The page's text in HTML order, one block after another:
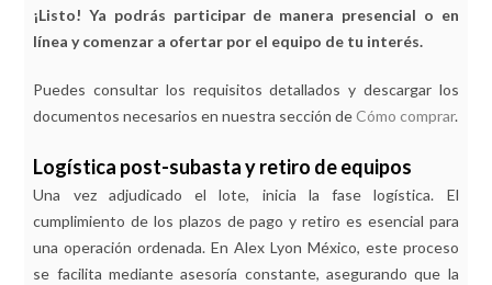
¡Listo! Ya podrás participar de manera presencial o en
línea y comenzar a ofertar por el equipo de tu interés.
Puedes consultar los requisitos detallados y descargar los
documentos necesarios en nuestra sección deCómo comprar.
Logística post-subasta y retiro de equipos
Una vez adjudicado el lote, inicia la fase logística. El
cumplimiento de los plazos de pago y retiro es esencial para
una operación ordenada. En Alex Lyon México, este proceso
se facilita mediante asesoría constante, asegurando que la